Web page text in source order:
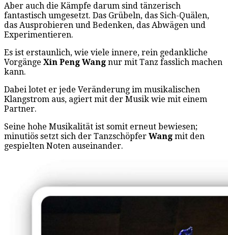
Aber auch die Kämpfe darum sind tänzerisch
fantastisch umgesetzt. Das Grübeln, das Sich-Quälen,
das Ausprobieren und Bedenken, das Abwägen und
Experimentieren.
Es ist erstaunlich, wie viele innere, rein gedankliche
Vorgänge Xin Peng Wang nur mit Tanz fasslich machen
kann.
Dabei lotet er jede Veränderung im musikalischen
Klangstrom aus, agiert mit der Musik wie mit einem
Partner.
Seine hohe Musikalität ist somit erneut bewiesen;
minutiös setzt sich der Tanzschöpfer Wang mit den
gespielten Noten auseinander.